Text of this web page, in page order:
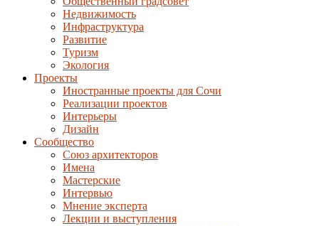
Недвижимость
Инфраструктура
Развитие
Туризм
Экология
Проекты
Иностранные проекты для Сочи
Реализации проектов
Интерьеры
Дизайн
Сообщество
Союз архитекторов
Имена
Мастерские
Интервью
Мнение эксперта
Лекции и выступления